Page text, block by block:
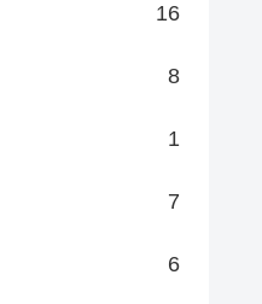
16
8
1
7
6